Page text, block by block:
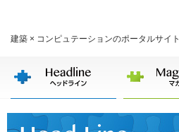
建築 × コンピュテーションのポータルサイト